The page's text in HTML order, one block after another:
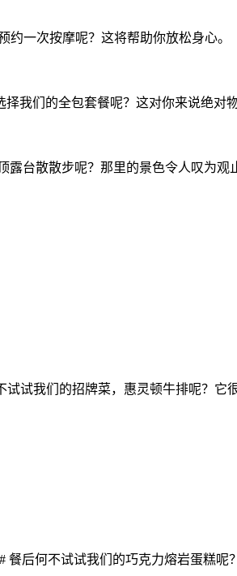
约一次按摩呢？这将帮助你放松身心。
选择我们的全包套餐呢？这对你来说绝对
露台散散步呢？那里的景色令人叹为观
不试试我们的招牌菜，惠灵顿牛排呢？它
# 餐后何不试试我们的巧克力熔岩蛋糕